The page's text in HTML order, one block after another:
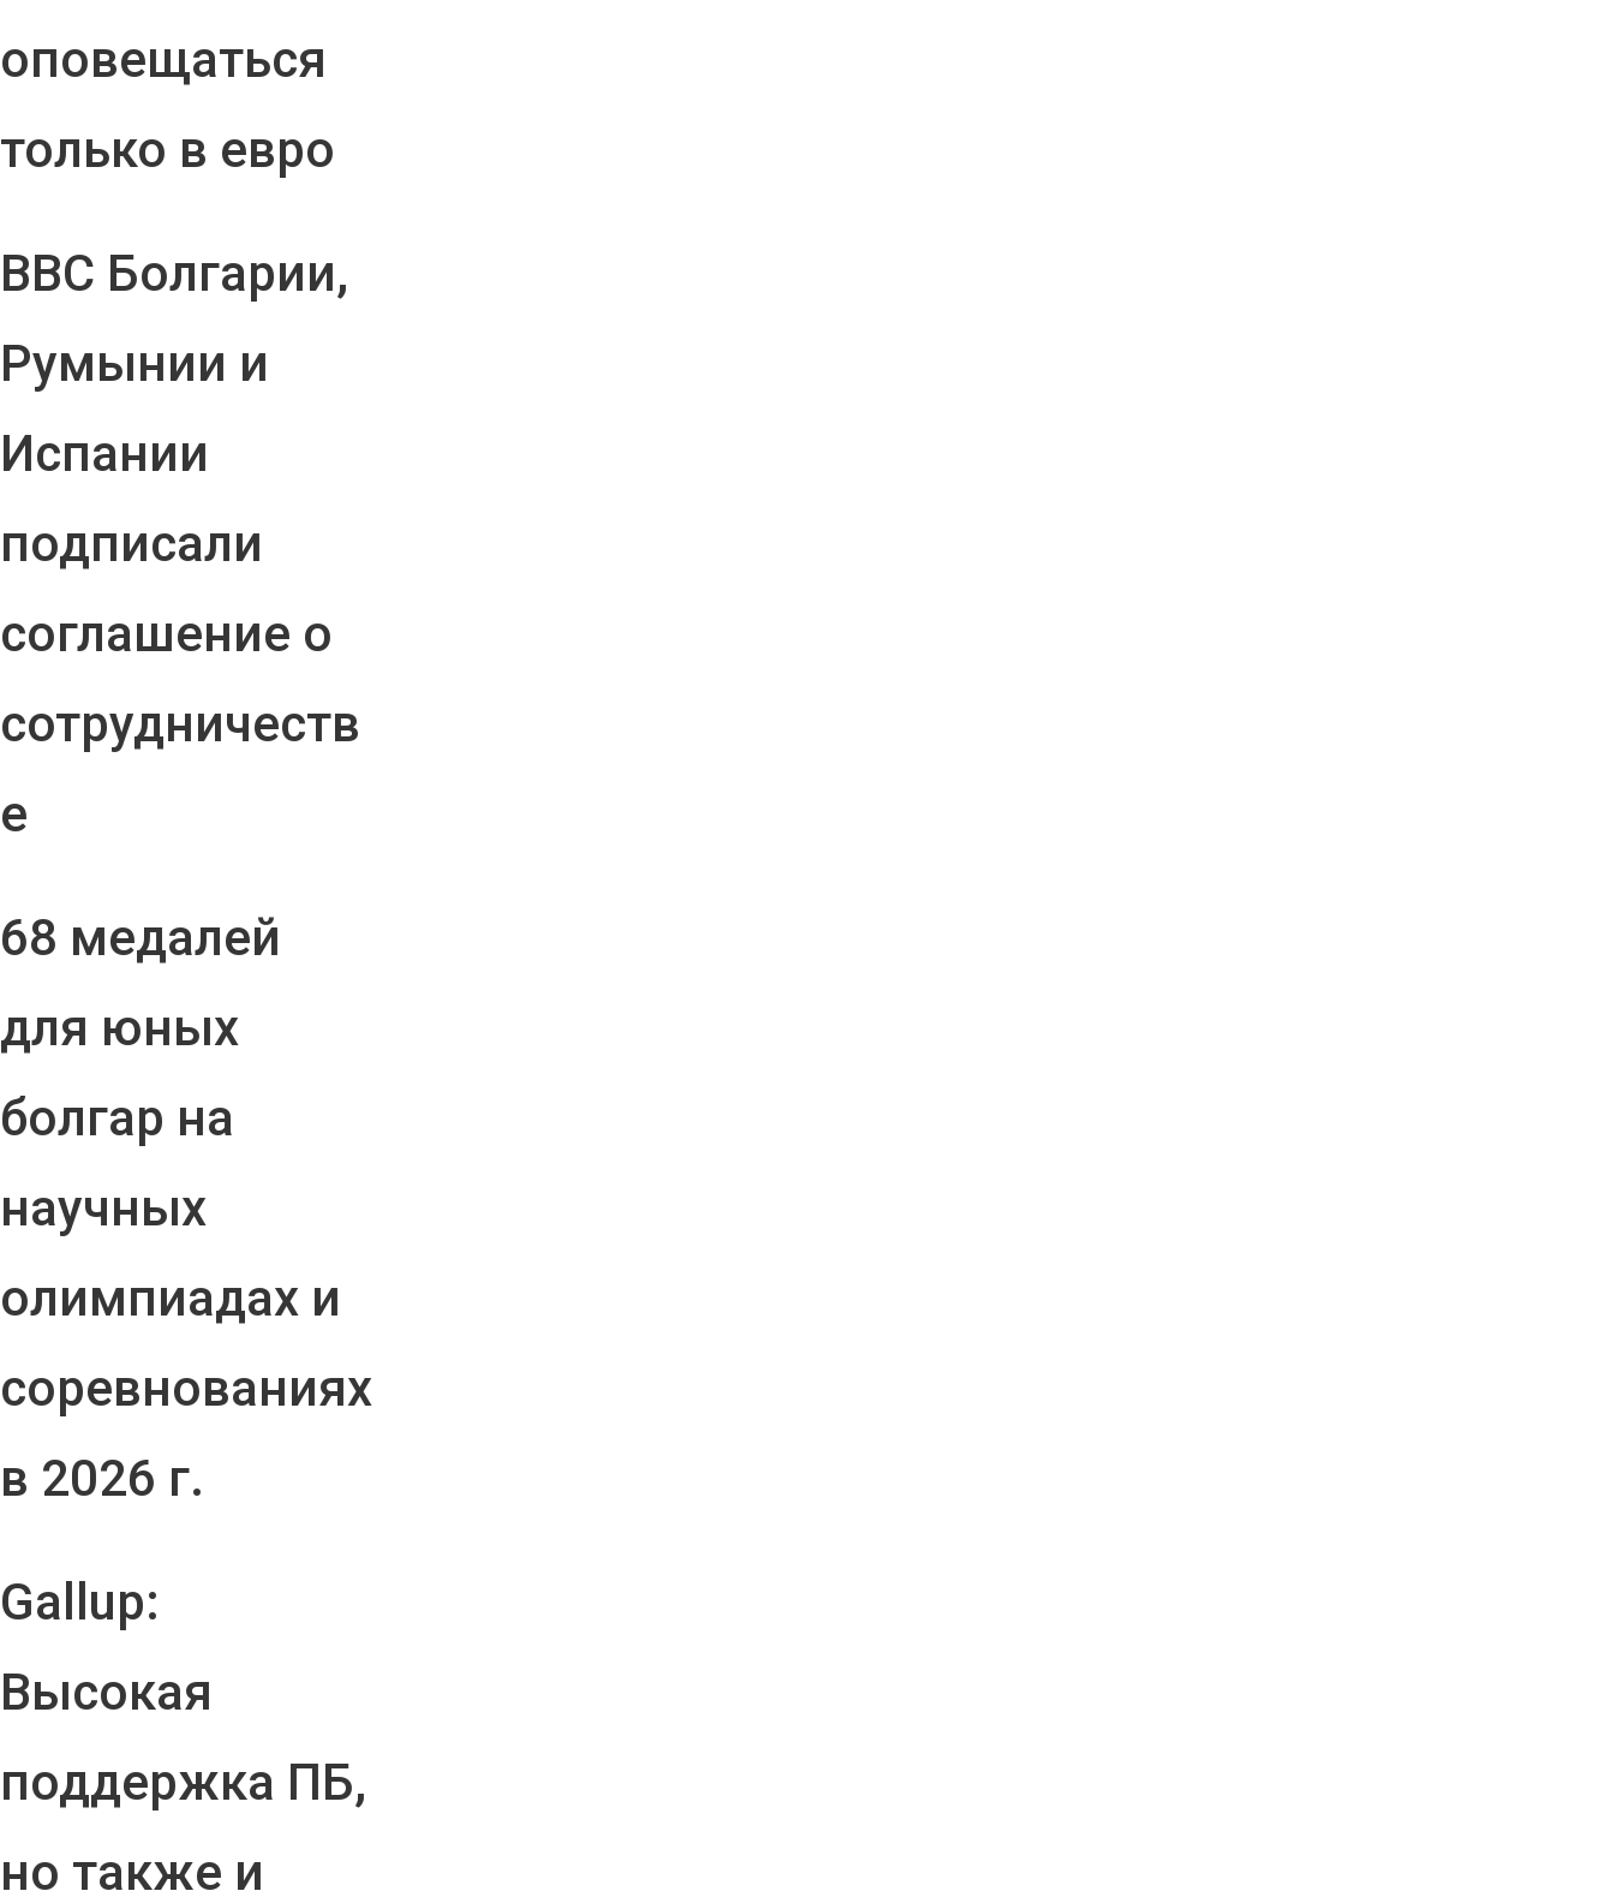
оповещаться
только в евро
ВВС Болгарии,
Румынии и
Испании
подписали
соглашение о
сотрудничеств
е
68 медалей
для юных
болгар на
научных
олимпиадах и
соревнованиях
в 2026 г.
Gallup:
Высокая
поддержка ПБ,
но также и